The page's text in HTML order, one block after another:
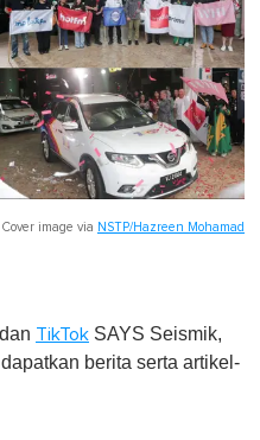
Cover image via NSTP/Hazreen Mohamad
dan TikTok SAYS Seismik,
berita serta artikel-